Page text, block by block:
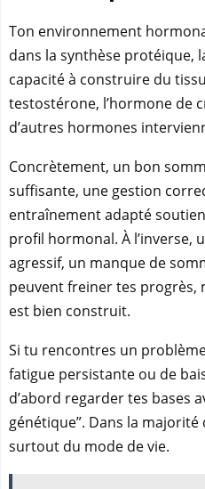
Ton environnement
dans la synthèse protéique,
capacité à construire du
testostérone, l’hormone de
d’autres hormones
Concrètement, un bon
suffisante, une gestion
entraînement adapté
profil hormonal. À l’inverse,
agressif, un manque de
peuvent freiner tes progrès,
est bien construit.
Si tu rencontres un
fatigue persistante ou de
d’abord regarder tes bases
génétique”. Dans la majorité
surtout du mode de vie.